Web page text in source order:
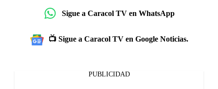
Sigue a Caracol TV en WhatsApp
📺 Sigue a Caracol TV en Google Noticias.
PUBLICIDAD